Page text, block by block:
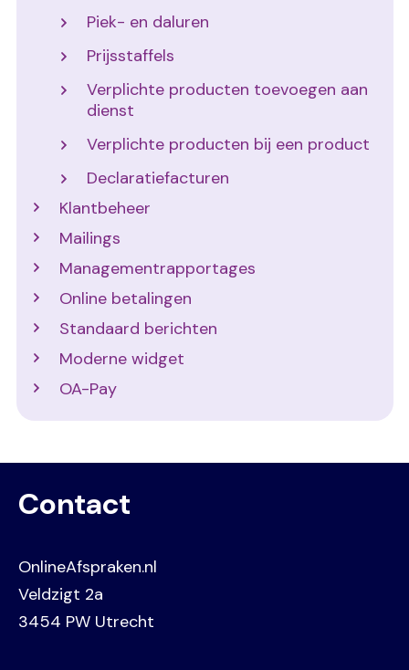
Piek- en daluren
Prijsstaffels
Verplichte producten toevoegen aan
dienst
Verplichte producten bij een product
Declaratiefacturen
Klantbeheer
Mailings
Managementrapportages
Online betalingen
Standaard berichten
Moderne widget
OA-Pay
Contact
OnlineAfspraken.nl
Veldzigt 2a
3454 PW Utrecht